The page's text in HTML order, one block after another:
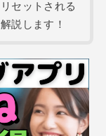
セットされる
説します！